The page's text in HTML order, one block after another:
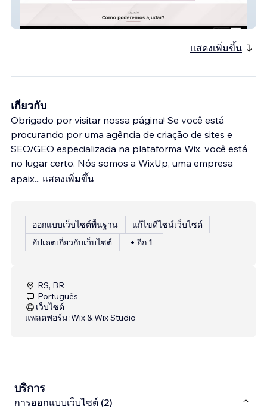
แสดงเพิ่มขึ้น
เกี่ยวกับ
Obrigado por visitar nossa página! Se você está
procurando por uma agência de criação de sites e
SEO/GEO especializada na plataforma Wix, você está
no lugar certo. Nós somos a WixUp, uma empresa
apaix... แสดงเพิ่มขึ้น
ออกแบบเว็บไซต์พื้นฐาน
แก้ไขดีไซน์เว็บไซต์
อัปเดตเกี่ยวกับเว็บไซต์
+ อีก 1
RS, BR
Português
เว็บไซต์
แพลตฟอร์ม :Wix & Wix Studio
บริการ
การออกแบบเว็บไซต์ (2)